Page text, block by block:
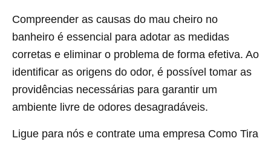
Compreender as causas do mau cheiro no
banheiro é essencial para adotar as medidas
corretas e eliminar o problema de forma efetiva. Ao
identificar as origens do odor, é possível tomar as
providências necessárias para garantir um
ambiente livre de odores desagradáveis.
Ligue para nós e contrate uma empresa Como Tira